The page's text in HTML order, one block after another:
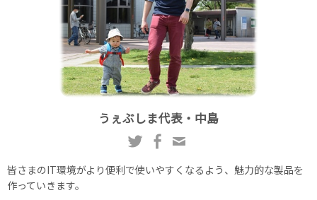
うぇぶしま代表・中島
皆さまのIT環境がより便利で使いやすくなるよう、魅力的な製品を
作っていきます。